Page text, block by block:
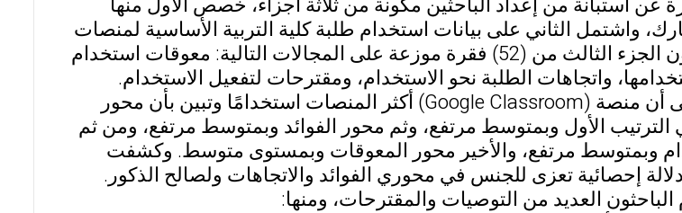
واشتمل الثاني على بيانات استخدام طلبة كلية التربية الأساسية لمنصات
التواصل الأكاديمي، بينما تكون الجزء الثالث من (52) فقرة موزعة على المجالات التالية: معوقات استخدام
واتجاهات الطلبة نحو الاستخدام، ومقترحات لتفعيل الاستخدام.
أشارت أهم نتائج الدراسة إلى أن منصة (Google Classroom) أكثر المنصات استخدامًا وتبين بأن محور
الأول وبمتوسط مرتفع، وثم محور الفوائد وبمتوسط مرتفع، ومن ثم
وبمتوسط مرتفع، والأخير محور المعوقات وبمستوى متوسط. وكشفت
إحصائية تعزى للجنس في محوري الفوائد والاتجاهات ولصالح الذكور.
العديد من التوصيات والمقترحات، ومنها: